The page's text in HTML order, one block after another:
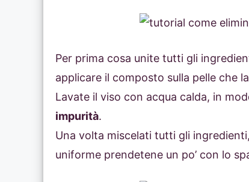
Per prima cosa unite tutti gli
applicare il composto sulla pelle che
Lavate il viso con acqua calda, in
impurità.
Una volta miscelati tutti gli
uniforme prendetene un po’ con lo